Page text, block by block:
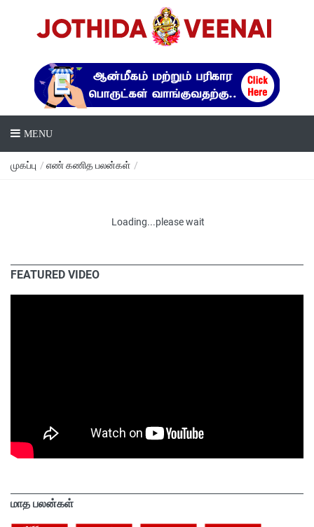
MENU
முகப்பு / எண் கணித பலன்கள் /
Loading...please wait
FEATURED VIDEO
மாத பலன்கள்